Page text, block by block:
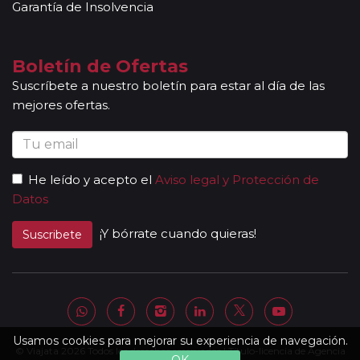
Usamos cookies para mejorar su experiencia de navegación.
locales que le permitirán conocer más a fondo la
cultura de los lugares visitados. En ocasiones, los
grupos son bilingües (normalmente español y
portugués), en estos casos nuestros guías
acompañantes podrán dar las explicaciones en dos
idiomas diferentes. Según circuito, le atenderá en su
guía-acompañante en función de la etapa. Los guías
acompañantes siempre estarán presentes en los
paseos incluidos, pero poseen múltiples funciones y
deben dedicación a la totalidad del grupo y no a una
guías pueden encontrarse realizando funciones bien
de coordinación, bien para otros grupos diferentes y
por tanto no estar disponibles en un momento
Garantía de Insolvencia
Boletín de Ofertas
Suscríbete a nuestro boletín para estar al día de las
mejores ofertas.
He leído y acepto el Aviso legal y Protección de
Datos
Suscribete ¡Y bórrate cuando quieras!
© Viajata 2026 Todos los derechos reservados | Título-licencia de Agencia